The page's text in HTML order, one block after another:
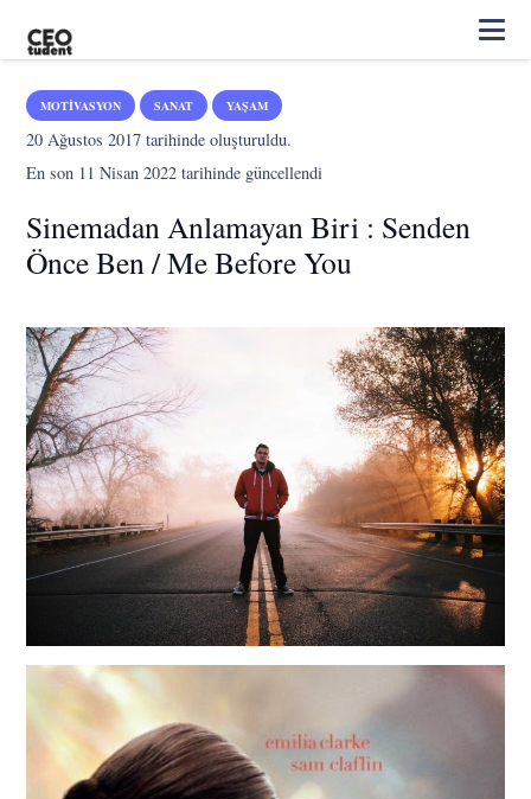
MOTIVASYON SANAT YAŞAM
20 Ağustos 2017 tarihinde oluşturuldu.
En son 11 Nisan 2022 tarihinde güncellendi
Sinemadan Anlamayan Biri : Senden
Önce Ben / Me Before You